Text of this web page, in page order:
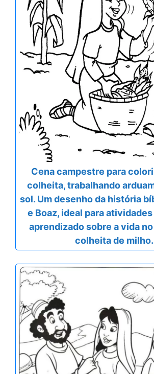
Cena campestre para
colheita, trabalhando
sol. Um desenho da história
e Boaz, ideal para
aprendizado sobre a vida
colheita de milho.